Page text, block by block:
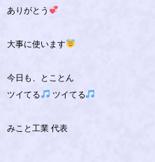
ありがとう
大事に使います
今日も、とことん
ツイてる
ツイてる
みこと工業 代表